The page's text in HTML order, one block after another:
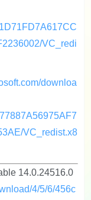
VC_redi
downloa
VC_redist.x8
14.0.24516.0
4/5/6/456c